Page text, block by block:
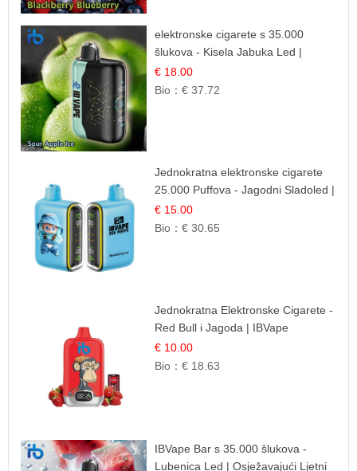
elektronske cigarete s 35.000
šlukova - Kisela Jabuka Led |
Osježavajući Kiselo-Slatki Okus
€ 18.00
Bio：€ 37.72
Jednokratna elektronske cigarete
25.000 Puffova - Jagodni Sladoled |
Kremasta Slatka Okus
€ 15.00
Bio：€ 30.65
Jednokratna Elektronske Cigarete -
Red Bull i Jagoda | IBVape
€ 10.00
Bio：€ 18.63
IBVape Bar s 35.000 šlukova -
Lubenica Led | Osježavajući Ljetni